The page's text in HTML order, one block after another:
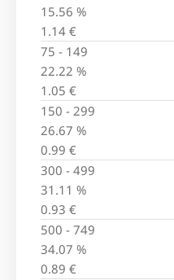
15.56 %
1.14 €
75 - 149
22.22 %
1.05 €
150 - 299
26.67 %
0.99 €
300 - 499
31.11 %
0.93 €
500 - 749
34.07 %
0.89 €